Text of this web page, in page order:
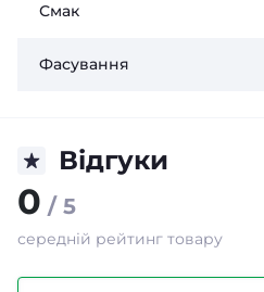
Смак
Фасування
Відгуки
0 / 5
середній рейтинг товару